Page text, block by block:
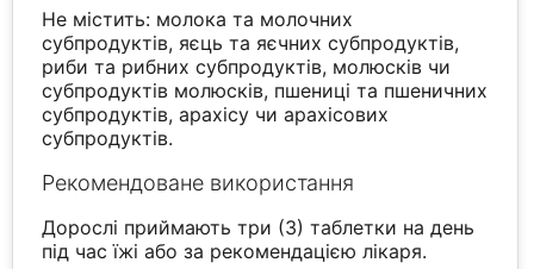
Не містить: молока та молочних
субпродуктів, яєць та яєчних субпродуктів,
риби та рибних субпродуктів, молюсків чи
субпродуктів молюсків, пшениці та пшеничних
субпродуктів, арахісу чи арахісових
субпродуктів.
Рекомендоване використання
Дорослі приймають три (3) таблетки на день
під час їжі або за рекомендацією лікаря.